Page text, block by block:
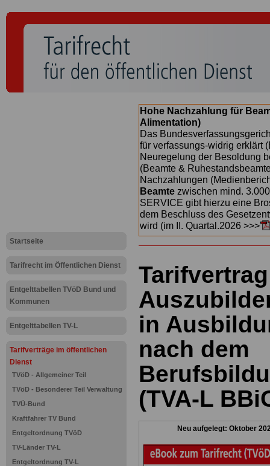
Startseite
Tarifrecht im Öffentlichen Dienst
Entgelttabellen TVöD Bund und
Kommunen
Entgelttabellen TV-L
Tarifverträge im öffentlichen
Dienst
TVöD - Allgemeiner Teil
TVöD - Besonderer Teil Verwaltung
TVÜ-Bund
Kraftfahrer TV Bund
Entgeltordnung TVöD
TV-Länder TV-L
Entgeltordnung TV-L
Hohe Nachzahlung für
Alimentation)
Das
für verfassungs-widrig erklärt
Neuregelung der Besoldung
(Beamte &
Nachzahlungen
Beamte zwischen mind.
SERVICE gibt hierzu eine
dem Beschluss des
wird (im II. Quartal.2026 >>>
in
nach dem
(TVA-L
Neu aufgelegt: Oktober